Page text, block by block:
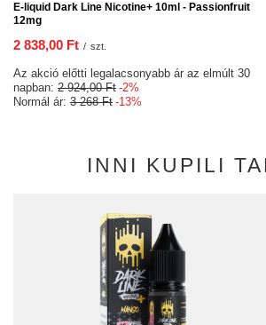
E-liquid Dark Line Nicotine+ 10ml - Passionfruit
12mg
2 838,00 Ft / szt.
Az akció előtti legalacsonyabb ár az elmúlt 30
napban: 2 924,00 Ft -2%
Normál ár: 3 268 Ft -13%
INNI KUPILI